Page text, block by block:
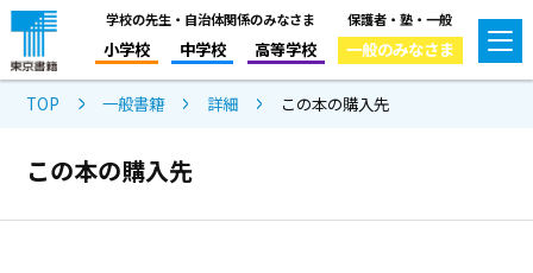
学校の先生・自治体関係のみなさま
小学校 中学校 高等学校
保護者・塾・一般
一般のみなさま
TOP 一般書籍 詳細 この本の購入先
この本の購入先